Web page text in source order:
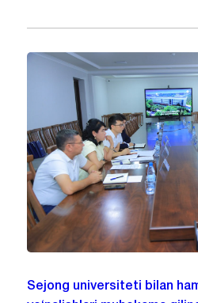
Sejong universiteti bilan